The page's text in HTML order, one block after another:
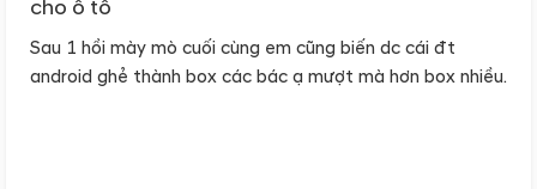
cho ô tô
Sau 1 hồi mày mò cuối cùng em cũng biến dc cái đt
android ghẻ thành box các bác ạ mượt mà hơn box nhiều.